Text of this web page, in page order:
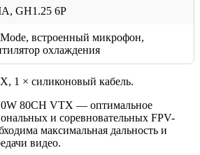
GH1.25 6P
встроенный микрофон,
охлаждения
1 × силиконовый кабель.
80CH VTX — оптимальное
и соревновательных FPV-
максимальная дальность и
видео.